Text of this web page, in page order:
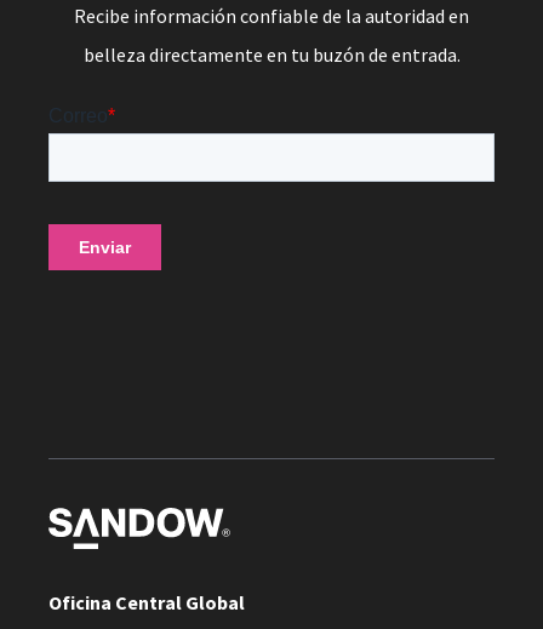
Recibe información confiable de la autoridad en
belleza directamente en tu buzón de entrada.
Oficina Central Global